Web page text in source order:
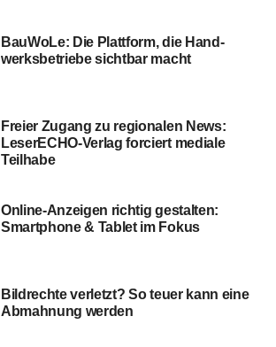
Bau­Wo­Le: Die Platt­form, die Hand­
werks­be­trie­be sicht­bar macht
Frei­er Zugang zu regio­na­len News:
Lese­r­ECHO-Ver­lag for­ciert media­le
Teilhabe
Online-Anzei­gen rich­tig gestal­ten:
Smart­phone & Tablet im Fokus
Bild­rech­te ver­letzt? So teu­er kann eine
Abmah­nung werden